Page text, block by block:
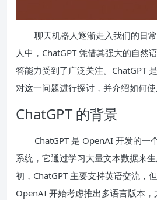
聊天机器人逐渐走入我们的日
人中，ChatGPT 凭借其强大的自然
答能力受到了广泛关注。ChatGPT
对这一问题进行探讨，并介绍如何使
ChatGPT 的背景
ChatGPT 是 OpenAI 开发的一
系统，它通过学习大量文本数据来
初，ChatGPT 主要支持英语交流，
OpenAI 开始考虑推出多语言版本